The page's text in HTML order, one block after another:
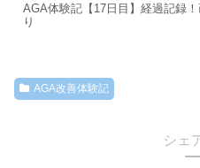
AGA体験記【17日目】経過記録
り
AGA改善体験記
シェ